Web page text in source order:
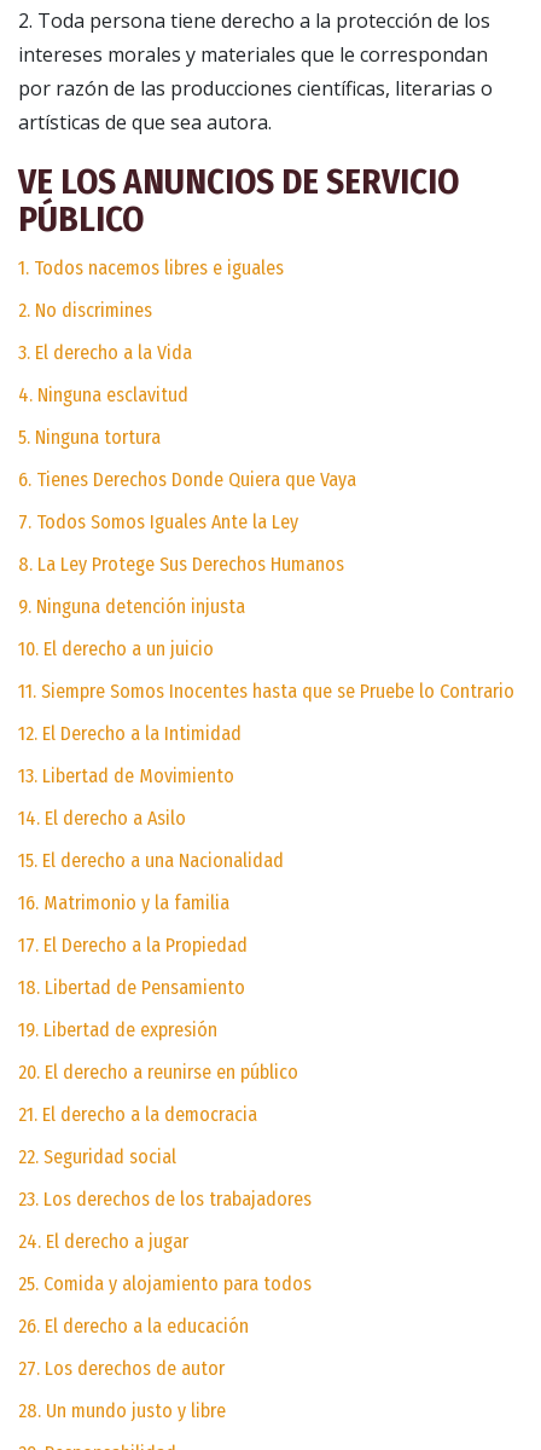
2. Toda persona tiene derecho a la protección de los
intereses morales y materiales que le correspondan
por razón de las producciones científicas, literarias o
artísticas de que sea autora.
VE LOS ANUNCIOS DE SERVICIO
PÚBLICO
1. Todos nacemos libres e iguales
2. No discrimines
3. El derecho a la Vida
4. Ninguna esclavitud
5. Ninguna tortura
6. Tienes Derechos Donde Quiera que Vaya
7. Todos Somos Iguales Ante la Ley
8. La Ley Protege Sus Derechos Humanos
9. Ninguna detención injusta
10. El derecho a un juicio
11. Siempre Somos Inocentes hasta que se Pruebe lo Contrario
12. El Derecho a la Intimidad
13. Libertad de Movimiento
14. El derecho a Asilo
15. El derecho a una Nacionalidad
16. Matrimonio y la familia
17. El Derecho a la Propiedad
18. Libertad de Pensamiento
19. Libertad de expresión
20. El derecho a reunirse en público
21. El derecho a la democracia
22. Seguridad social
23. Los derechos de los trabajadores
24. El derecho a jugar
25. Comida y alojamiento para todos
26. El derecho a la educación
27. Los derechos de autor
28. Un mundo justo y libre